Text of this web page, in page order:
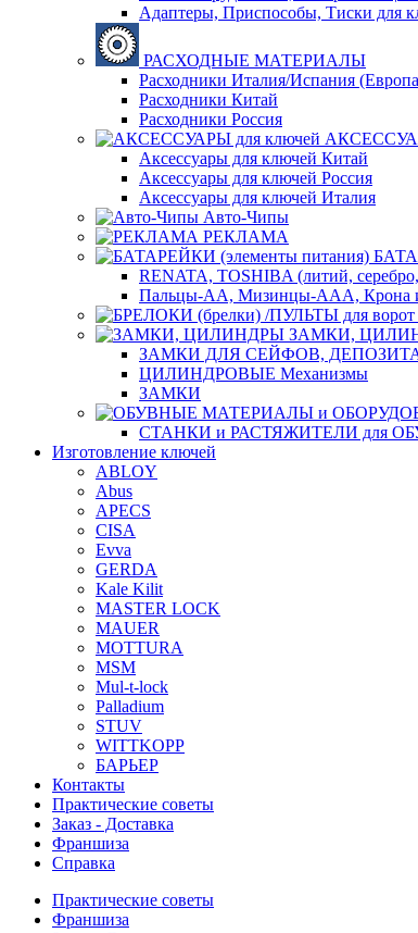
Адаптеры, Приспособы, Тиски для
РАСХОДНЫЕ МАТЕРИАЛЫ
Расходники Италия/Испания
Расходники Китай
Расходники Россия
Аксессуары для ключей Китай
Аксессуары для ключей Россия
Аксессуары для ключей Италия
Авто-Чипы
РЕКЛАМА
RENATA, TOSHIBA (литий,
Пальцы-АА, Мизинцы-ААА, Крона
ЗАМКИ,
ЗАМКИ ДЛЯ СЕЙФОВ,
ЦИЛИНДРОВЫЕ Механизмы
ЗАМКИ
СТАНКИ и РАСТЯЖИТЕЛИ для
Изготовление ключей
ABLOY
Abus
APECS
CISA
Evva
GERDA
Kale Kilit
MASTER LOCK
MAUER
MOTTURA
MSM
Mul-t-lock
Palladium
STUV
WITTKOPP
БАРЬЕР
Контакты
Практические советы
Заказ - Доставка
Франшиза
Справка
Практические советы
Франшиза